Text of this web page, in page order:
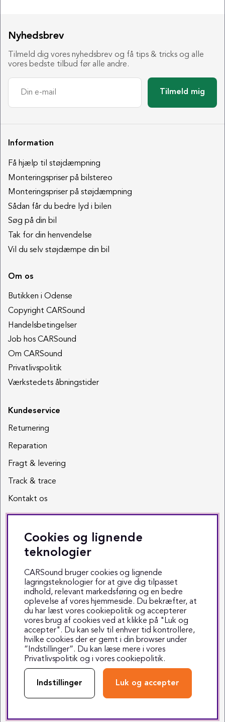
Nyhedsbrev
Tilmeld dig vores nyhedsbrev og få tips & tricks og alle
vores bedste tilbud før alle andre.
Tilmeld mig
Information
Få hjælp til støjdæmpning
Monteringspriser på bilstereo
Monteringspriser på støjdæmpning
Sådan får du bedre lyd i bilen
Søg på din bil
Tak for din henvendelse
Vil du selv støjdæmpe din bil
Om os
Butikken i Odense
Copyright CARSound
Handelsbetingelser
Job hos CARSound
Om CARSound
Privatlivspolitik
Værkstedets åbningstider
Kundeservice
Returnering
Reparation
Fragt & levering
Track & trace
Kontakt os
Sociale medier
Facebook
Instagram
Youtube
TikTok
Copyright © 1999-2025 CARSound
Middelfartvej 3 - 5000 Odense C - Tlf. 70 70 70 47
Cookies og lignende
teknologier
CARSound bruger cookies og lignende
lagringsteknologier for at give dig tilpasset
indhold, relevant markedsføring og en bedre
oplevelse af vores hjemmeside. Du bekræfter, at
du har læst vores cookiepolitik og accepterer
vores brug af cookies ved at klikke på "Luk og
accepter". Du kan selv til enhver tid kontrollere,
hvilke cookies der er gemt i din browser under
”Indstillinger”. Du kan læse mere i vores
Privatlivspolitik og i vores cookiepolitik.
Indstillinger Luk og accepter